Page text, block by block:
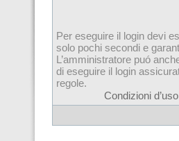
Per eseguire il login devi
solo pochi secondi e
L’amministratore puó
di eseguire il login
regole.
Condizioni d’uso